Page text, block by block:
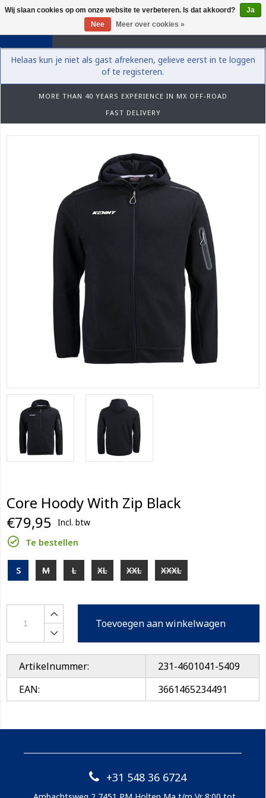
0
Helaas kun je niet als gast afrekenen, gelieve eerst in te loggen
of te registeren.
MORE THAN 40 YEARS EXPERIENCE IN MX OFF-ROAD
FAST DELIVERY
Core Hoody With Zip Black
€79,95 Incl. btw
Te bestellen
S M L XL XXL XXXL
Toevoegen aan winkelwagen
Artikelnummer:
231-4601041-5409
EAN:
3661465234491
+31 548 36 6724
Wij slaan cookies op om onze website te verbeteren. Is dat akkoord?
Ja
Nee
Meer over cookies »